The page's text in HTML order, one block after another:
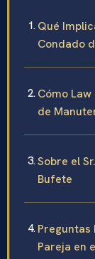
Qué
Condado
Cómo Law
de
Sobre el
Bufete
Preguntas
Pareja en